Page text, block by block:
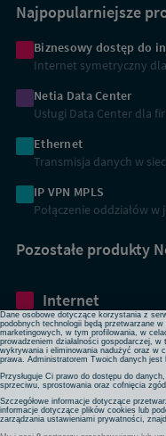
Najpopularniejsze
Biznesowy dostęp do
Internet symetryczny
Netia Data Center
Usługi Data Center dla
Ethernet
Transmisja danych w
IP VPN MPLS
Połączenie oddziałów w
Pozostałe produkty
Internet
Transmisja
Hurt głosowy
Używamy plików cookies lub podobnych
może spowodować brak dostępu do
Dane osobowe dotyczące korzystania z
podobnych technologii będą przetwarzane
marketingowych, w tym profilowania, w
prowadzeniem działalności gospodarczej,
wykrywania i eliminowania nadużyć oraz w
prawa. Administratorem Twoich danych jest
Przysługuje Ci prawo do dostępu do
sprzeciwu, sprostowania oraz cofnięcia
Szczegółowe informacje dotyczące
informacje dotyczące plików cookies lub
zarządzania ustawieniami prywatności,